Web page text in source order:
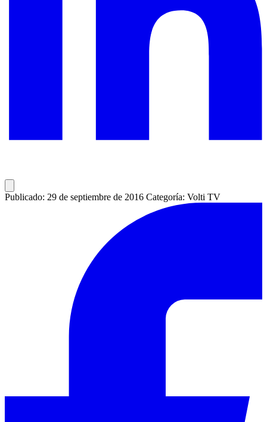
Publicado: 29 de septiembre de 2016 Categoría: Volti TV